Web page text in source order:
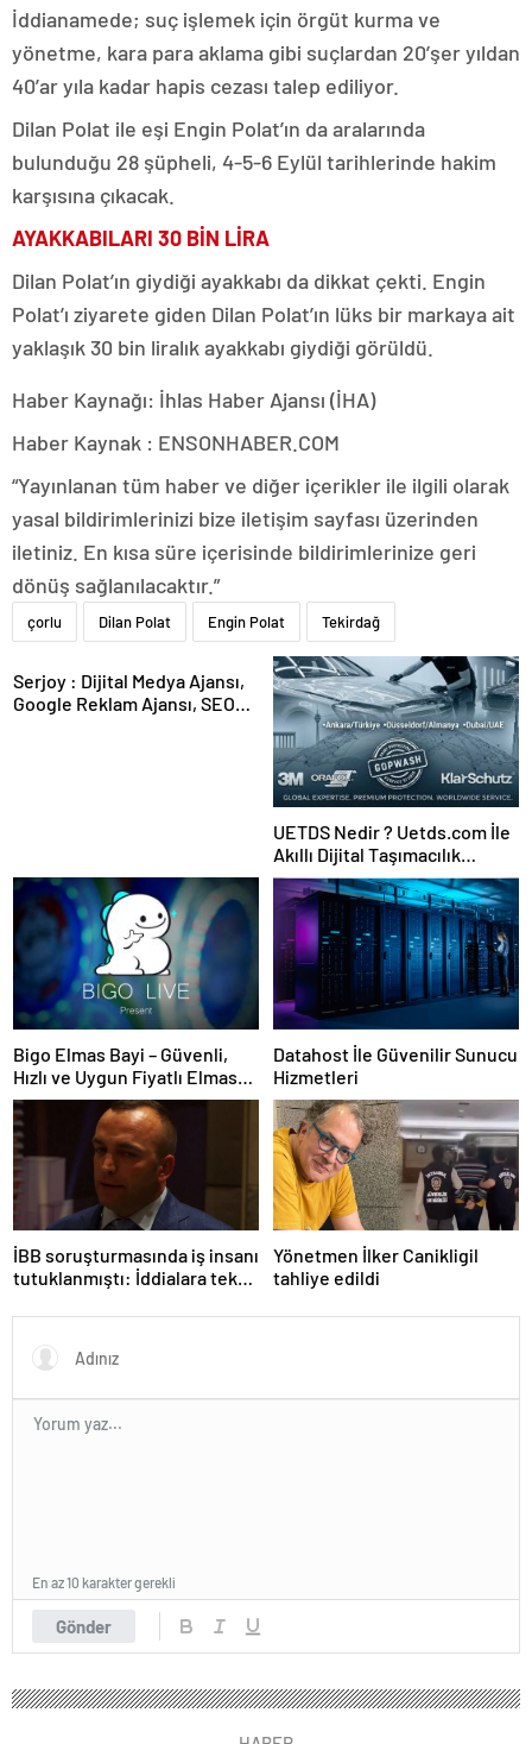
İddianamede; suç işlemek için örgüt kurma ve
yönetme, kara para aklama gibi suçlardan 20’şer yıldan
40’ar yıla kadar hapis cezası talep ediliyor.
Dilan Polat ile eşi Engin Polat’ın da aralarında
bulunduğu 28 şüpheli, 4-5-6 Eylül tarihlerinde hakim
karşısına çıkacak.
AYAKKABILARI 30 BİN LİRA
Dilan Polat’ın giydiği ayakkabı da dikkat çekti. Engin
Polat’ı ziyarete giden Dilan Polat’ın lüks bir markaya ait
yaklaşık 30 bin liralık ayakkabı giydiği görüldü.
Haber Kaynağı: İhlas Haber Ajansı (İHA)
Haber Kaynak : ENSONHABER.COM
“Yayınlanan tüm haber ve diğer içerikler ile ilgili olarak
yasal bildirimlerinizi bize iletişim sayfası üzerinden
iletiniz. En kısa süre içerisinde bildirimlerinize geri
dönüş sağlanılacaktır.”
çorlu Dilan Polat Engin Polat Tekirdağ
Serjoy : Dijital Medya Ajansı,
Google Reklam Ajansı, SEO
UETDS Nedir ? Uetds.com İle
Akıllı Dijital Taşımacılık
Yazılımı
Bigo Elmas Bayi – Güvenli,
Hızlı ve Uygun Fiyatlı Elmas
Satın Almanın Yeni Adresi
Datahost İle Güvenilir Sunucu
Hizmetleri
İBB soruşturmasında iş insanı
tutuklanmıştı: İddialara tek
Yönetmen İlker Canikligil
tahliye edildi
Gönder
En az 10 karakter gerekli